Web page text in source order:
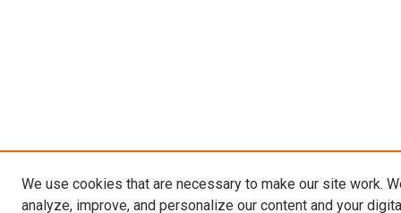
We use cookies that are necessary to make our site work.
analyze, improve, and personalize our content and your